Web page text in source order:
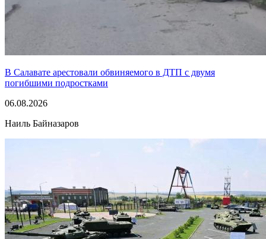
В Салавате арестовали обвиняемого в ДТП с двумя
погибшими подростками
06.08.2026
Наиль Байназаров